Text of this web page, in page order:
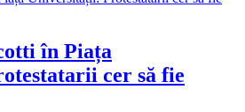
în Piața
cer să fie